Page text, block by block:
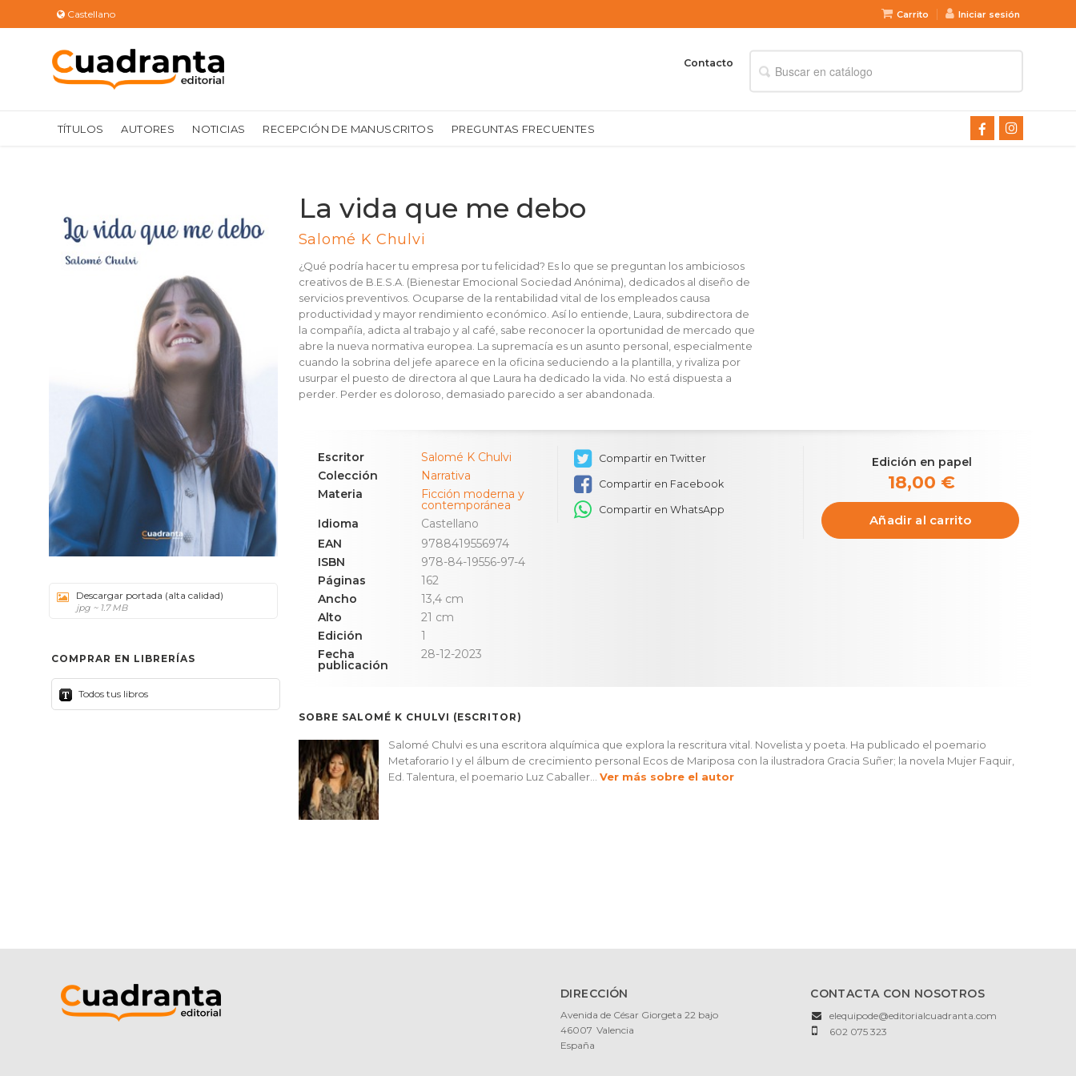
Castellano Carrito Iniciar sesión
Contacto
TÍTULOS AUTORES NOTICIAS RECEPCIÓN DE MANUSCRITOS PREGUNTAS FRECUENTES
Descargar portada (alta calidad)
jpg ~ 1.7 MB
COMPRAR EN LIBRERÍAS
Todos tus libros
La vida que me debo
Salomé K Chulvi
¿Qué podría hacer tu empresa por tu felicidad? Es lo que se preguntan los ambiciosos
creativos de B.E.S.A. (Bienestar Emocional Sociedad Anónima), dedicados al diseño de
servicios preventivos. Ocuparse de la rentabilidad vital de los empleados causa
productividad y mayor rendimiento económico. Así lo entiende, Laura, subdirectora de
la compañía, adicta al trabajo y al café, sabe reconocer la oportunidad de mercado que
abre la nueva normativa europea. La supremacía es un asunto personal, especialmente
cuando la sobrina del jefe aparece en la oficina seduciendo a la plantilla, y rivaliza por
usurpar el puesto de directora al que Laura ha dedicado la vida. No está dispuesta a
perder. Perder es doloroso, demasiado parecido a ser abandonada.
Escritor
Salomé K Chulvi
Colección
Narrativa
Materia
Ficción moderna y
contemporánea
Idioma
Castellano
EAN
9788419556974
ISBN
978-84-19556-97-4
Páginas
162
Ancho
13,4 cm
Alto
21 cm
Edición
1
Fecha
publicación
28-12-2023
Compartir en Twitter
Compartir en Facebook
Compartir en WhatsApp
Edición en papel
18,00 €
Añadir al carrito
SOBRE SALOMÉ K CHULVI (ESCRITOR)
Salomé Chulvi es una escritora alquímica que explora la rescritura vital. Novelista y poeta. Ha publicado el poemario
Metaforario I y el álbum de crecimiento personal Ecos de Mariposa con la ilustradora Gracia Suñer; la novela Mujer Faquir,
Ed. Talentura, el poemario Luz Caballer... Ver más sobre el autor
DIRECCIÓN
Avenida de César Giorgeta 22 bajo
46007 Valencia
España
CONTACTA CON NOSOTROS
elequipode@editorialcuadranta.com
602 075 323